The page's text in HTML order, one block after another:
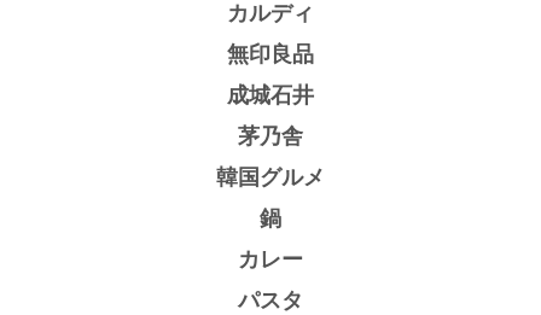
カルディ
無印良品
成城石井
茅乃舎
韓国グルメ
鍋
カレー
パスタ